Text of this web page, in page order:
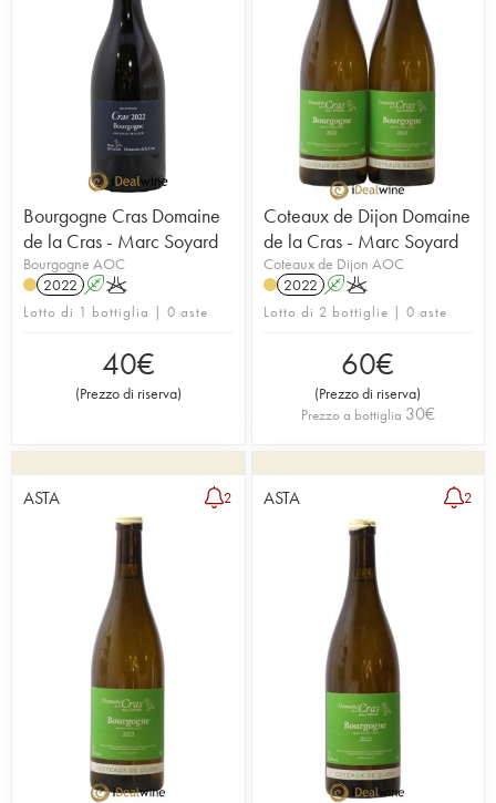
Bourgogne Cras Domaine
de la Cras - Marc Soyard
Bourgogne AOC
2022 AK
Lotto di 1 bottiglia | 0 aste
40€
(Prezzo di riserva)
Coteaux de Dijon Domaine
de la Cras - Marc Soyard
Coteaux de Dijon AOC
2022 AK
Lotto di 2 bottiglie | 0 aste
60€
(Prezzo di riserva)
Prezzo a bottiglia 30€
ASTA 2 ASTA 2